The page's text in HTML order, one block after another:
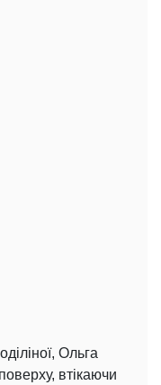
Ольга
втікаючи